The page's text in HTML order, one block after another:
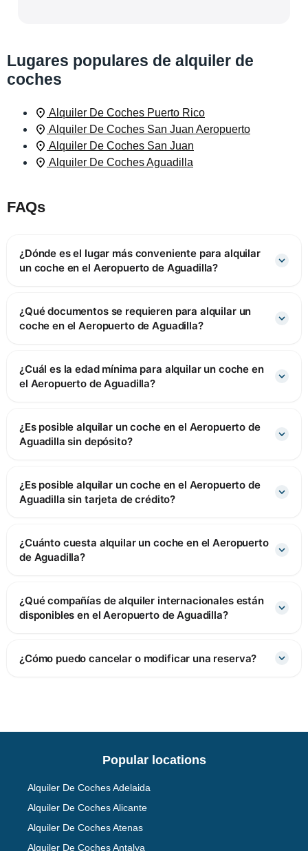
Lugares populares de alquiler de
coches
Alquiler De Coches Puerto Rico
Alquiler De Coches San Juan Aeropuerto
Alquiler De Coches San Juan
Alquiler De Coches Aguadilla
FAQs
¿Dónde es el lugar más conveniente para alquilar
un coche en el Aeropuerto de Aguadilla?
¿Qué documentos se requieren para alquilar un
coche en el Aeropuerto de Aguadilla?
¿Cuál es la edad mínima para alquilar un coche en
el Aeropuerto de Aguadilla?
¿Es posible alquilar un coche en el Aeropuerto de
Aguadilla sin depósito?
¿Es posible alquilar un coche en el Aeropuerto de
Aguadilla sin tarjeta de crédito?
¿Cuánto cuesta alquilar un coche en el Aeropuerto
de Aguadilla?
¿Qué compañías de alquiler internacionales están
disponibles en el Aeropuerto de Aguadilla?
¿Cómo puedo cancelar o modificar una reserva?
Popular locations
Alquiler De Coches Adelaida
Alquiler De Coches Alicante
Alquiler De Coches Atenas
Alquiler De Coches Antalya